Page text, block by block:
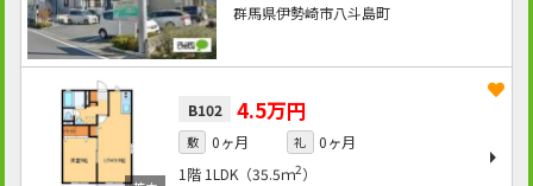
群馬県伊勢崎市八斗島町
B102 4.5万円
敷 0ヶ月 礼
0ヶ月
1階 1LDK（35.5ｍ2）